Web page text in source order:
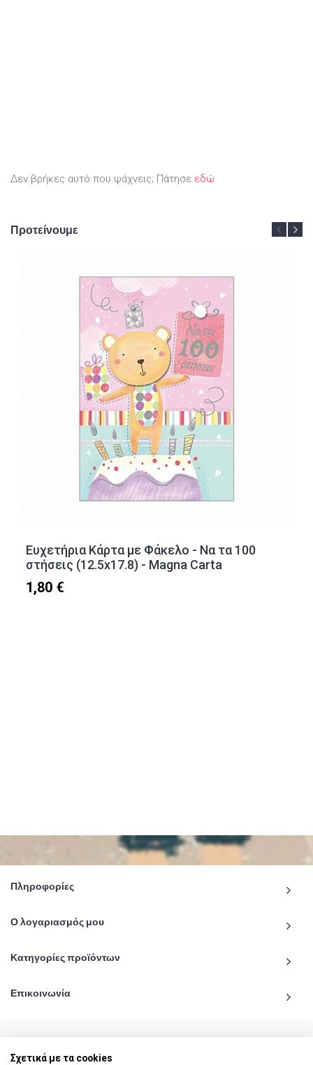
Δεν βρήκες αυτό που ψάχνεις; Πάτησε εδώ
Προτείνουμε
Ευχετήρια Κάρτα με Φάκελο - Να τα 100
στήσεις (12.5x17.8) - Magna Carta
1,80 €
Πληροφορίες
Ο λογαριασμός μου
Κατηγορίες προϊόντων
Επικοινωνία
Σχετικά με τα cookies